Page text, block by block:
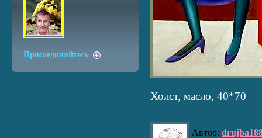
Холст, масло, 40*70
Автор:
Присоединяйтесь